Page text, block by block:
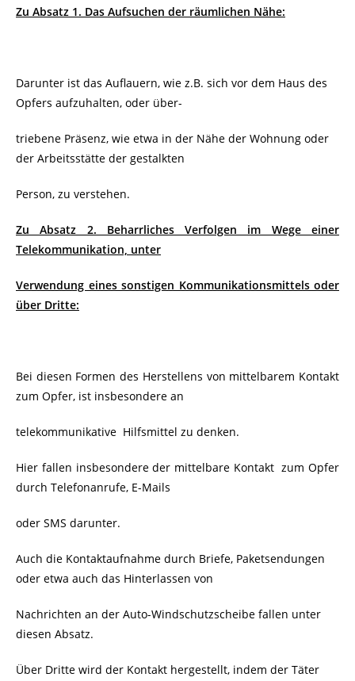
Zu Absatz 1. Das Aufsuchen der räumlichen Nähe:
Darunter ist das Auflauern, wie z.B. sich vor dem Haus des
Opfers aufzuhalten, oder über-
triebene Präsenz, wie etwa in der Nähe der Wohnung oder
der Arbeitsstätte der gestalkten
Person, zu verstehen.
Zu Absatz 2. Beharrliches Verfolgen im Wege einer
Telekommunikation, unter
Verwendung eines sonstigen Kommunikationsmittels oder
über Dritte:
Bei diesen Formen des Herstellens von mittelbarem Kontakt
zum Opfer, ist insbesondere an
telekommunikative Hilfsmittel zu denken.
Hier fallen insbesondere der mittelbare Kontakt zum Opfer
durch Telefonanrufe, E-Mails
oder SMS darunter.
Auch die Kontaktaufnahme durch Briefe, Paketsendungen
oder etwa auch das Hinterlassen von
Nachrichten an der Auto-Windschutzscheibe fallen unter
diesen Absatz.
Über Dritte wird der Kontakt hergestellt, indem der Täter